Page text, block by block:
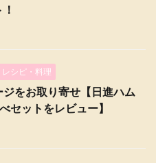
レシピ・料理
をお取り寄せ【日進ハム
セットをレビュー】